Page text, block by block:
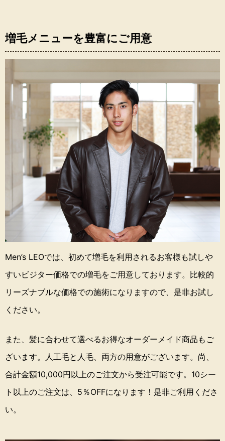
増毛メニューを豊富にご用意
Men’s LEOでは、初めて増毛を利用されるお客様も試しや
すいビジター価格での増毛をご用意しております。 比較的
リーズナブルな価格での施術になりますので、是非お試し
ください。
また、髪に合わせて選べるお得なオーダーメイド商品もご
ざいます。
人工毛と人毛、両方の用意がございます。 尚、
合計金額10,000円以上のご注文から受注可能です。 10シー
ト以上のご注文は、5％OFFになります！是非ご利用くださ
い。